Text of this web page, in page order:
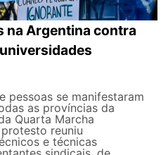
na Argentina contra
pessoas se manifestaram
as províncias da
Quarta Marcha
reuniu
e técnicas